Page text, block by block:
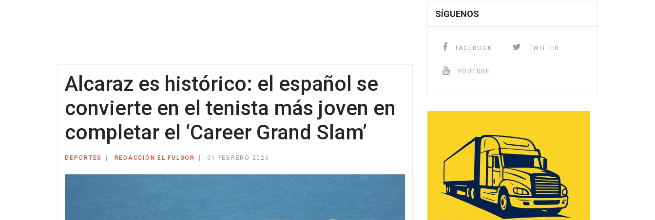
Alcaraz es histórico: el español se
convierte en el tenista más joven en
completar el ‘Career Grand Slam’
DEPORTES REDACCIÓN EL FULGOR 01 FEBRERO 2026
SÍGUENOS
FACEBOOK TWITTER
YOUTUBE